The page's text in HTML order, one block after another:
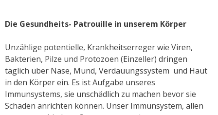
Die Gesundheits- Patrouille in unserem Körper
Unzählige potentielle, Krankheitserreger wie Viren,
Bakterien, Pilze und Protozoen (Einzeller) dringen
täglich über Nase, Mund, Verdauungssystem und Haut
in den Körper ein. Es ist Aufgabe unseres
Immunsystems, sie unschädlich zu machen bevor sie
Schaden anrichten können. Unser Immunsystem, allen